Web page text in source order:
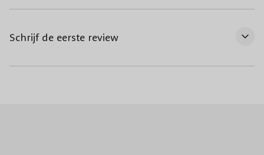
Schrijf de eerste review